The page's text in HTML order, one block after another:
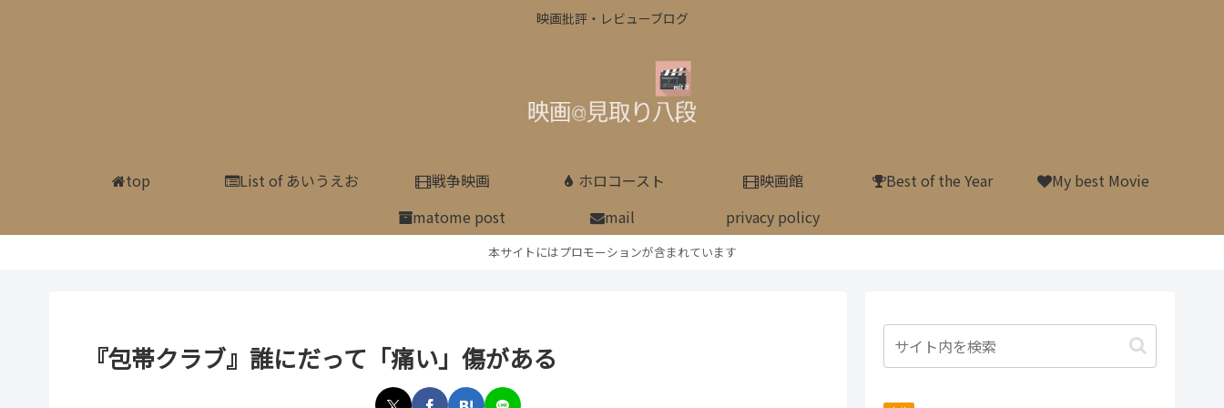
映画批評・レビューブログ
top List of あいうえお 戦争映画 ホロコースト 映画館 Best of the Year
My best Movie
matome post
mail privacy policy
本サイトにはプロモーションが含まれています
『包帯クラブ』誰にだって「痛い」傷がある